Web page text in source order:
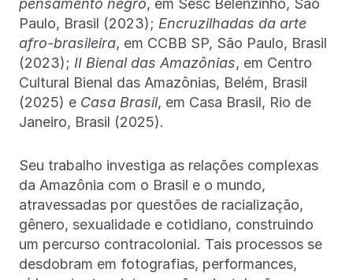
pensamento negro, em Sesc Belenzinho, São
Paulo, Brasil (2023); Encruzilhadas da arte
afro-brasileira, em CCBB SP, São Paulo, Brasil
(2023); II Bienal das Amazônias, em Centro
Cultural Bienal das Amazônias, Belém, Brasil
(2025) e Casa Brasil, em Casa Brasil, Rio de
Janeiro, Brasil (2025).
Seu trabalho investiga as relações complexas
da Amazônia com o Brasil e o mundo,
atravessadas por questões de racialização,
gênero, sexualidade e cotidiano, construindo
um percurso contracolonial. Tais processos se
desdobram em fotografias, performances,